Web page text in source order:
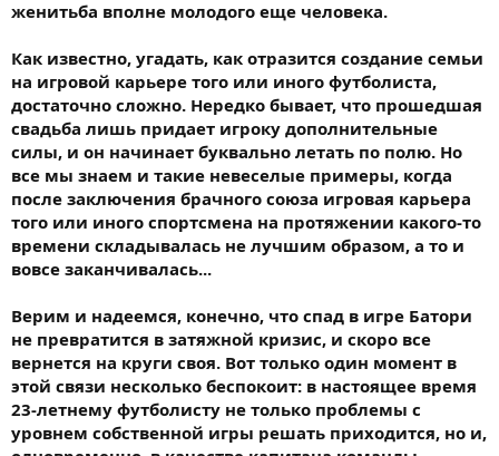
женитьба вполне молодого еще человека.
Как известно, угадать, как отразится создание семьи
на игровой карьере того или иного футболиста,
достаточно сложно. Нередко бывает, что прошедшая
свадьба лишь придает игроку дополнительные
силы, и он начинает буквально летать по полю. Но
все мы знаем и такие невеселые примеры, когда
после заключения брачного союза игровая карьера
того или иного спортсмена на протяжении какого-то
времени складывалась не лучшим образом, а то и
вовсе заканчивалась...
Верим и надеемся, конечно, что спад в игре Батори
не превратится в затяжной кризис, и скоро все
вернется на круги своя. Вот только один момент в
этой связи несколько беспокоит: в настоящее время
23-летнему футболисту не только проблемы с
уровнем собственной игры решать приходится, но и,